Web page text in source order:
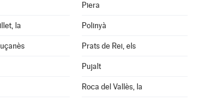
Piera
la Polinyà
Prats de Rei, els
Pujalt
Roca del Vallès, la